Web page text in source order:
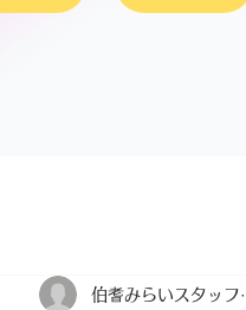
伯耆みらいスタッフ